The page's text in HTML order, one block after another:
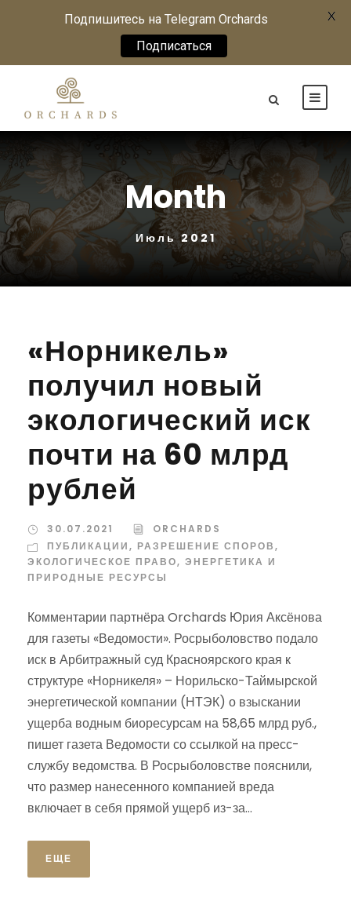
Month
Июль 2021
«Норникель»
получил новый
экологический иск
почти на 60 млрд
рублей
30.07.2021
ORCHARDS
ПУБЛИКАЦИИ, РАЗРЕШЕНИЕ СПОРОВ,
ЭКОЛОГИЧЕСКОЕ ПРАВО, ЭНЕРГЕТИКА И
ПРИРОДНЫЕ РЕСУРСЫ
Комментарии партнёра Orchards Юрия Аксёнова
для газеты «Ведомости». Росрыболовство подало
иск в Арбитражный суд Красноярского края к
структуре «Норникеля» – Норильско-Таймырской
энергетической компании (НТЭК) о взыскании
ущерба водным биоресурсам на 58,65 млрд руб.,
пишет газета Ведомости со ссылкой на пресс-
службу ведомства. В Росрыболовстве пояснили,
что размер нанесенного компанией вреда
включает в себя прямой ущерб из-за...
ЕЩЕ
Подпишитесь на Telegram Orchards
Подписаться
X